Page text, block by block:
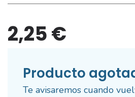
2,25 €
Producto
Te avisaremos cuando